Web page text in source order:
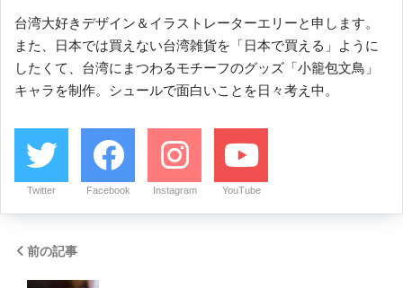
台湾大好きデザイン＆イラストレーターエリーと申します。
また、日本では買えない台湾雑貨を「日本で買える」ように
したくて、台湾にまつわるモチーフのグッズ「小籠包文鳥」
キャラを制作。シュールで面白いことを日々考え中。
Twitter Facebook Instagram YouTube
前の記事